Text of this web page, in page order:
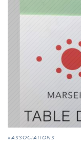
#ASSOCIATIONS